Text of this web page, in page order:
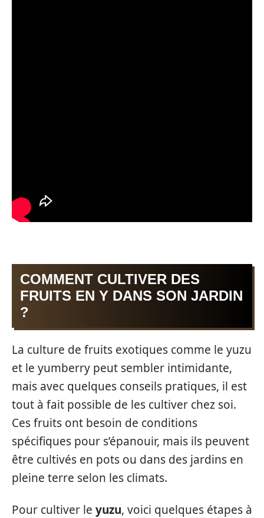
COMMENT CULTIVER DES
FRUITS EN Y DANS SON JARDIN
?
La culture de fruits exotiques comme le yuzu
et le yumberry peut sembler intimidante,
mais avec quelques conseils pratiques, il est
tout à fait possible de les cultiver chez soi.
Ces fruits ont besoin de conditions
spécifiques pour s’épanouir, mais ils peuvent
être cultivés en pots ou dans des jardins en
pleine terre selon les climats.
Pour cultiver le yuzu, voici quelques étapes à